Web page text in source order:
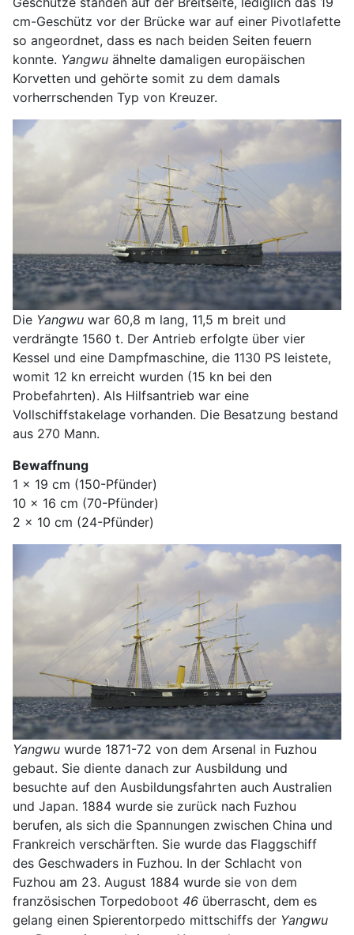
cm-Geschütz vor der Brücke war auf einer Pivotlafette
so angeordnet, dass es nach beiden Seiten feuern
konnte. Yangwu ähnelte damaligen europäischen
Korvetten und gehörte somit zu dem damals
vorherrschenden Typ von Kreuzer.
Die Yangwu war 60,8 m lang, 11,5 m breit und
verdrängte 1560 t. Der Antrieb erfolgte über vier
Kessel und eine Dampfmaschine, die 1130 PS leistete,
womit 12 kn erreicht wurden (15 kn bei den
Probefahrten). Als Hilfsantrieb war eine
Vollschiffstakelage vorhanden. Die Besatzung bestand
aus 270 Mann.
Bewaffnung
1 x 19 cm (150-Pfünder)
10 x 16 cm (70-Pfünder)
2 x 10 cm (24-Pfünder)
Yangwu wurde 1871-72 von dem Arsenal in Fuzhou
gebaut. Sie diente danach zur Ausbildung und
besuchte auf den Ausbildungsfahrten auch Australien
und Japan. 1884 wurde sie zurück nach Fuzhou
berufen, als sich die Spannungen zwischen China und
Frankreich verschärften. Sie wurde das Flaggschiff
des Geschwaders in Fuzhou. In der Schlacht von
Fuzhou am 23. August 1884 wurde sie von dem
französischen Torpedoboot 46 überrascht, dem es
gelang einen Spierentorpedo mittschiffs der Yangwu